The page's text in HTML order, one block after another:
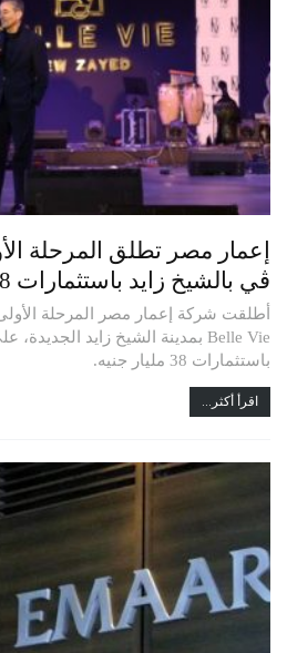
إعمار مصر تطلق المرحلة
ڤي بالشيخ زايد باستثمارات 38 مليار جنيه
أطلقت شركة إعمار مصر المرحلة
باستثمارات 38 مليار جنيه.
اقرأ أكثر...